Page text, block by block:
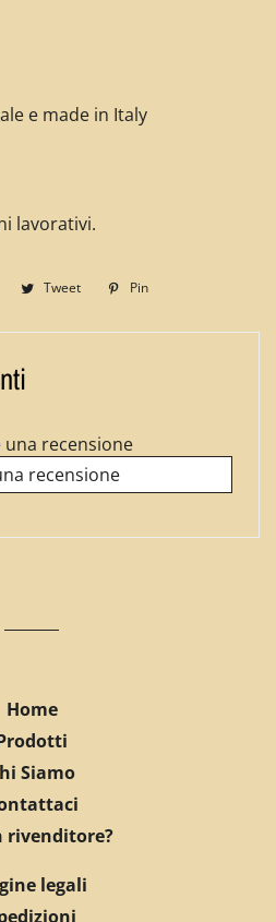
e made in Italy
lavorativi.
Condividi
Facebook
Tweet
Twitta
Twitter
Pin
Pinterest
recensione
recensione
Home
Siamo
rivenditore?
legali